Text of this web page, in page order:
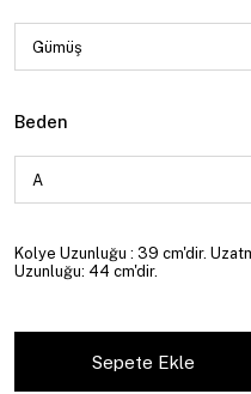
Beden
Kolye Uzunluğu : 39 cm'dir.
Uzunluğu: 44 cm'dir.